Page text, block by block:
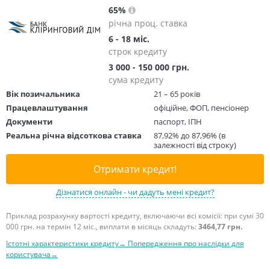
65%
річна проц. ставка
6 - 18 міс.
строк кредиту
3 000 - 150 000 грн.
сума кредиту
Вік позичальника
21 – 65 років
Працевлаштування
офіційне, ФОП, пенсіонер
Документи
паспорт, ІПН
Реальна річна відсоткова ставка
87,92% до 87,96% (в
залежності від строку)
Отримати кредит!
Дізнатися онлайн - чи дадуть мені кредит?
Приклад розрахунку вартості кредиту, включаючи всі комісії: при сумі 30
000 грн. на термін 12 міс., виплати в місяць складуть: 3464,77 грн.
Істотні характеристики кредиту→ Попередження про наслідки для
користувача→